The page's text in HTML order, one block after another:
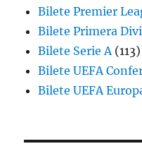
Bilete Premier
Bilete Primera
Bilete Serie A(113)
Bilete UEFA
Bilete UEFA